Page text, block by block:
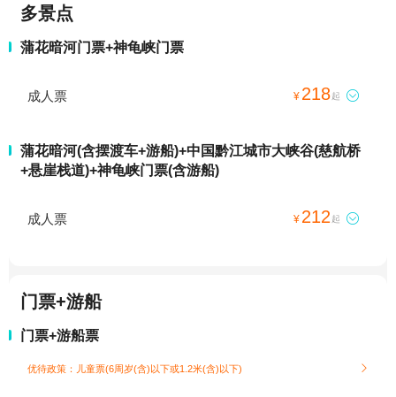
多景点
蒲花暗河门票+神龟峡门票
成人票 ¥ 218起 
蒲花暗河(含摆渡车+游船)+中国黔江城市大峡谷(慈航桥
+悬崖栈道)+神龟峡门票(含游船)
成人票 ¥ 212 起 
门票+游船
门票+游船票
优待政策：儿童票(6周岁(含)以下或1.2米(含)以下) 